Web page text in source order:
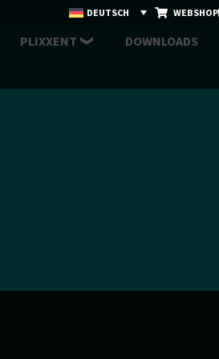
DEUTSCH WEBSHOP
PLIXXENT DOWNLOADS